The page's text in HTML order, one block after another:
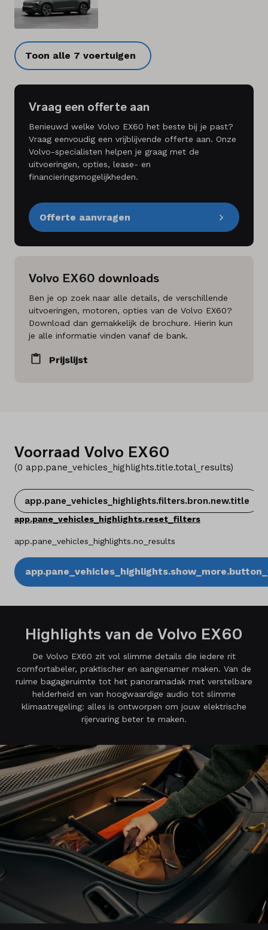
Toon alle 7 voertuigen
Vraag een offerte aan
Benieuwd welke Volvo EX60 het beste bij je past?
Vraag eenvoudig een vrijblijvende offerte aan. Onze
Volvo-specialisten helpen je graag met de
uitvoeringen, opties, lease- en
financieringsmogelijkheden.
Offerte aanvragen
Volvo EX60 downloads
Ben je op zoek naar alle details, de verschillende
uitvoeringen, motoren, opties van de Volvo EX60?
Download dan gemakkelijk de brochure. Hierin kun
je alle informatie vinden vanaf de bank.
Prijslijst
Voorraad Volvo EX60
(0 app.pane_vehicles_highlights.title.total_results)
app.pane_vehicles_highlights.filters.bron.new.title
app.pane_vehicles_highlights.reset_filters
app.pane_vehicles_highlights.no_results
Highlights van de Volvo EX60
De Volvo EX60 zit vol slimme details die iedere rit
comfortabeler, praktischer en aangenamer maken. Van de
ruime bagageruimte tot het panoramadak met verstelbare
helderheid en van hoogwaardige audio tot slimme
klimaatregeling: alles is ontworpen om jouw elektrische
rijervaring beter te maken.